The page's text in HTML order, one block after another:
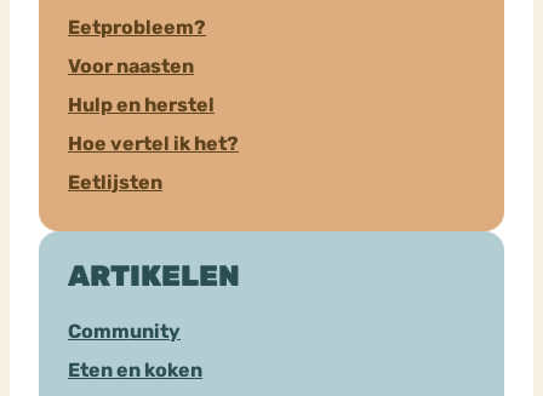
Eetprobleem?
Voor naasten
Hulp en herstel
Hoe vertel ik het?
Eetlijsten
ARTIKELEN
Community
Eten en koken